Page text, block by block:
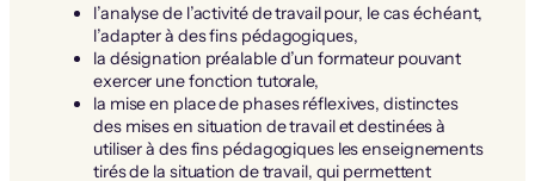
l’analyse de l’activité de travail pour, le cas échéant,
l’adapter à des fins pédagogiques,
la désignation préalable d’un formateur pouvant
exercer une fonction tutorale,
la mise en place de phases réflexives, distinctes
des mises en situation de travail et destinées à
utiliser à des fins pédagogiques les enseignements
tirés de la situation de travail, qui permettent